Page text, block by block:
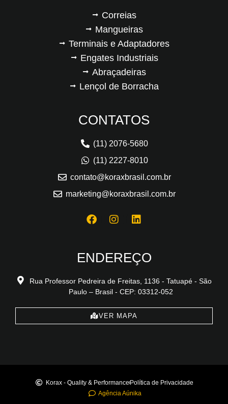
Correias
Mangueiras
Terminais e Adaptadores
Engates Industriais
Abraçadeiras
Lençol de Borracha
CONTATOS
(11) 2076-5680
(11) 2227-8010
contato@koraxbrasil.com.br
marketing@koraxbrasil.com.br
ENDEREÇO
Rua Professor Pedreira de Freitas, 1136 - Tatuapé - São
Paulo – Brasil - CEP: 03312-052
VER MAPA
Korax - Quality & PerformancePolítica de Privacidade
Agência Aúnika